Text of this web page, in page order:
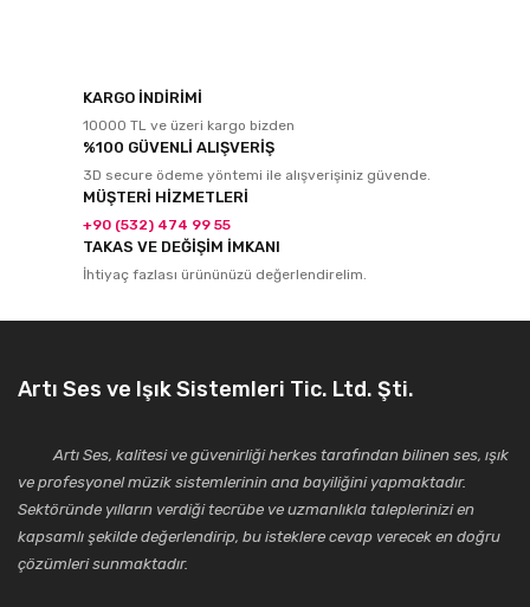
KARGO İNDİRİMİ
10000 TL ve üzeri kargo bizden
%100 GÜVENLİ ALIŞVERİŞ
3D secure ödeme yöntemi ile alışverişiniz güvende.
MÜŞTERİ HİZMETLERİ
+90 (532) 474 99 55
TAKAS VE DEĞİŞİM İMKANI
İhtiyaç fazlası ürününüzü değerlendirelim.
Artı Ses ve Işık Sistemleri Tic. Ltd. Şti.
Artı Ses, kalitesi ve güvenirliği herkes tarafından bilinen ses, ışık
ve profesyonel müzik sistemlerinin ana bayiliğini yapmaktadır.
Sektöründe yılların verdiği tecrübe ve uzmanlıkla taleplerinizi en
kapsamlı şekilde değerlendirip, bu isteklere cevap verecek en doğru
çözümleri sunmaktadır.